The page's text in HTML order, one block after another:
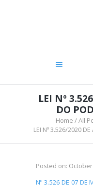
LEI Nº
DO
Home All
LEI Nº 3.526/2020
Posted on:
Nº 3.526 DE 07 DE